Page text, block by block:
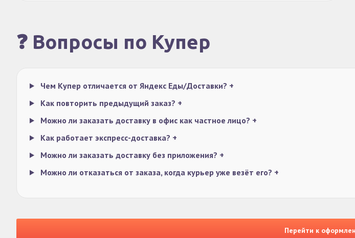
❓ Вопросы по Купер
Чем Купер отличается от Яндекс Еды/Доставки? +
Как повторить предыдущий заказ? +
Можно ли заказать доставку в офис как частное лицо? +
Как работает экспресс-доставка? +
Можно ли заказать доставку без приложения? +
Можно ли отказаться от заказа, когда курьер уже везёт его? +
Перейти к